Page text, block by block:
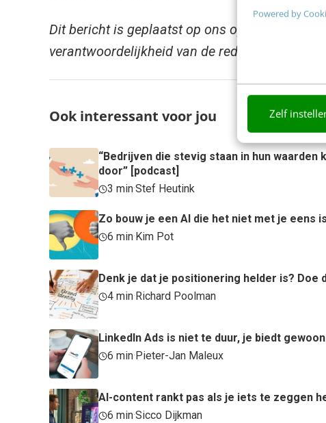
Powered by
Zelf
Dit bericht is geplaatst op ons open Business
verantwoordelijkheid van de redactie.
Ook interessant voor jou
“Bedrijven die stevig staan in hun
door” [podcast]
3 min·Stef Heutink
Zo bouw je een AI die het niet met je eens
6 min· Kim Pot
Denk je dat je positionering helder is? Doe
4 min· Richard Poolman
LinkedIn Ads is niet te duur, je biedt
6 min· Pieter-Jan Maleux
AI-content rankt pas als je iets te zeggen
6 min·Sicco Dijkman